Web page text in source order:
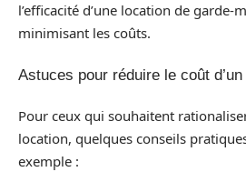
l’efficacité d’une location de garde-
minimisant les coûts.
Astuces pour réduire le coût
Pour ceux qui souhaitent
location, quelques conseils
exemple :